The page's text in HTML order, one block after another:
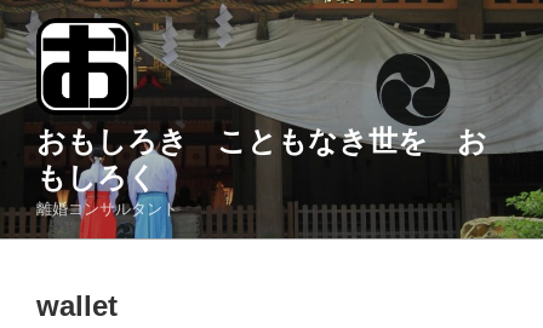
コ
ン
テ
ン
キ
ッ
おもしろき こともなき世を お
もしろく
離婚コンサルタント
wallet